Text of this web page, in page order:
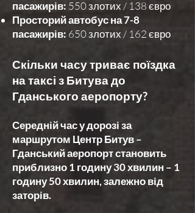
пасажирів: 550 злотих / 138 євро
Просторий автобус на 7-8
пасажирів: 650 злотих / 162 євро
Скільки часу триває поїздка
на таксі з Битува до
Гданського аеропорту?
Середній час у дорозі за
маршрутом Центр Битув –
Гданський аеропорт становить
приблизно 1 годину 30 хвилин – 1
годину 50 хвилин, залежно від
заторів.